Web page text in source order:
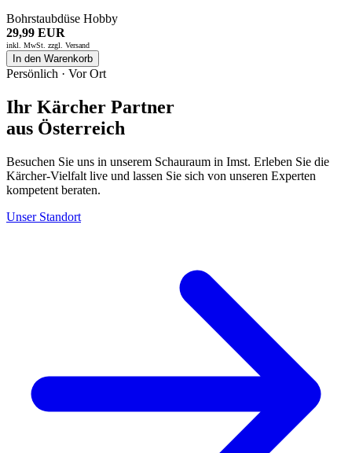
Bohrstaubdüse Hobby
29,99 EUR
inkl. MwSt. zzgl. Versand
In den Warenkorb
Persönlich · Vor Ort
Ihr Kärcher Partner
aus Österreich
Besuchen Sie uns in unserem Schauraum in Imst. Erleben Sie die
Kärcher-Vielfalt live und lassen Sie sich von unseren Experten
kompetent beraten.
Unser Standort